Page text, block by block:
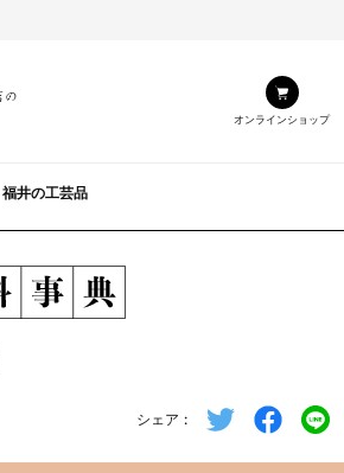
オンラインショップ
福井の工芸品
シェア